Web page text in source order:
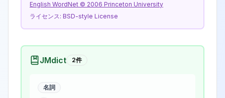
English WordNet © 2006 Princeton University
ライセンス: BSD-style License
JMdict 2件
名詞